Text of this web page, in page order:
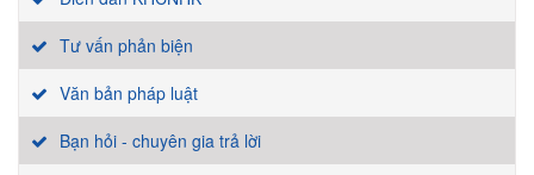
Tư vấn phản biện
Văn bản pháp luật
Bạn hỏi - chuyên gia trả lời